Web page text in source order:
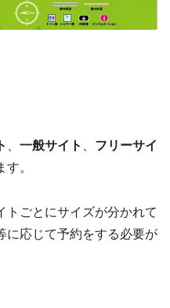
一般サイト
フリーサイ
す。
トごとにサイズが分かれて
に応じて予約をする必要が